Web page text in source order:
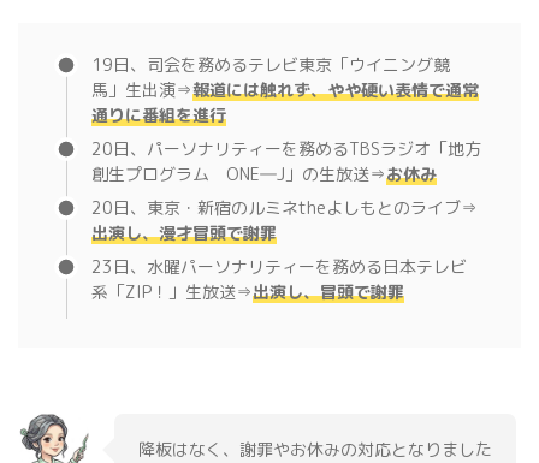
19日、司会を務めるテレビ東京「ウイニング競
馬」生出演⇒報道には触れず、やや硬い表情で通常
通りに番組を進行
20日、パーソナリティーを務めるTBSラジオ「地方
創生プログラム ONE―J」の生放送⇒お休み
20日、東京・新宿のルミネtheよしもとのライブ⇒
出演し、漫才冒頭で謝罪
23日、水曜パーソナリティーを務める日本テレビ
系「ZIP！」生放送⇒出演し、冒頭で謝罪
降板はなく、謝罪やお休みの対応となりました